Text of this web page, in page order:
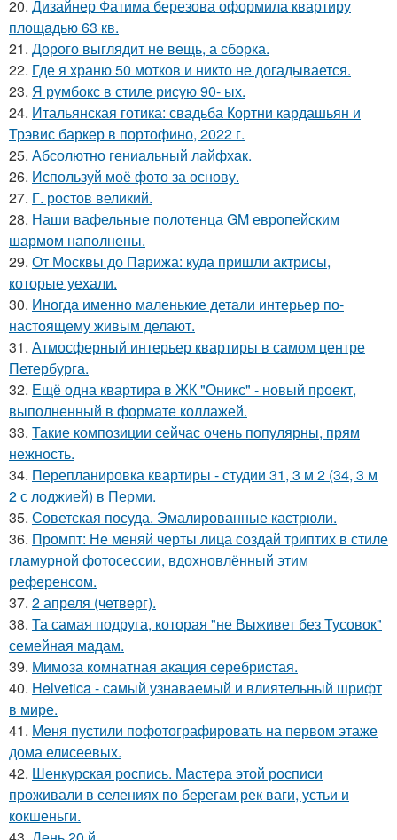
20. Дизайнер Фатима березова оформила квартиру
площадью 63 кв.
21. Дорого выглядит не вещь, а сборка.
22. Где я храню 50 мотков и никто не догадывается.
23. Я румбокс в стиле рисую 90- ых.
24. Итальянская готика: свадьба Кортни кардашьян и
Трэвис баркер в портофино, 2022 г.
25. Абсолютно гениальный лайфхак.
26. Используй моё фото за основу.
27. Г. ростов великий.
28. Наши вафельные полотенца GM европейским
шармом наполнены.
29. От Москвы до Парижа: куда пришли актрисы,
которые уехали.
30. Иногда именно маленькие детали интерьер по-
настоящему живым делают.
31. Атмосферный интерьер квартиры в самом центре
Петербурга.
32. Ещё одна квартира в ЖК "Оникс" - новый проект,
выполненный в формате коллажей.
33. Такие композиции сейчас очень популярны, прям
нежность.
34. Перепланировка квартиры - студии 31, 3 м 2 (34, 3 м
2 с лоджией) в Перми.
35. Советская посуда. Эмалированные кастрюли.
36. Промпт: Не меняй черты лица создай триптих в стиле
гламурной фотосессии, вдохновлённый этим
референсом.
37. 2 апреля (четверг).
38. Та самая подруга, которая "не Выживет без Тусовок"
семейная мадам.
39. Мимоза комнатная акация серебристая.
40. Helvetica - самый узнаваемый и влиятельный шрифт
в мире.
41. Меня пустили пофотографировать на первом этаже
дома елисеевых.
42. Шенкурская роспись. Мастера этой росписи
проживали в селениях по берегам рек ваги, устьи и
кокшеньги.